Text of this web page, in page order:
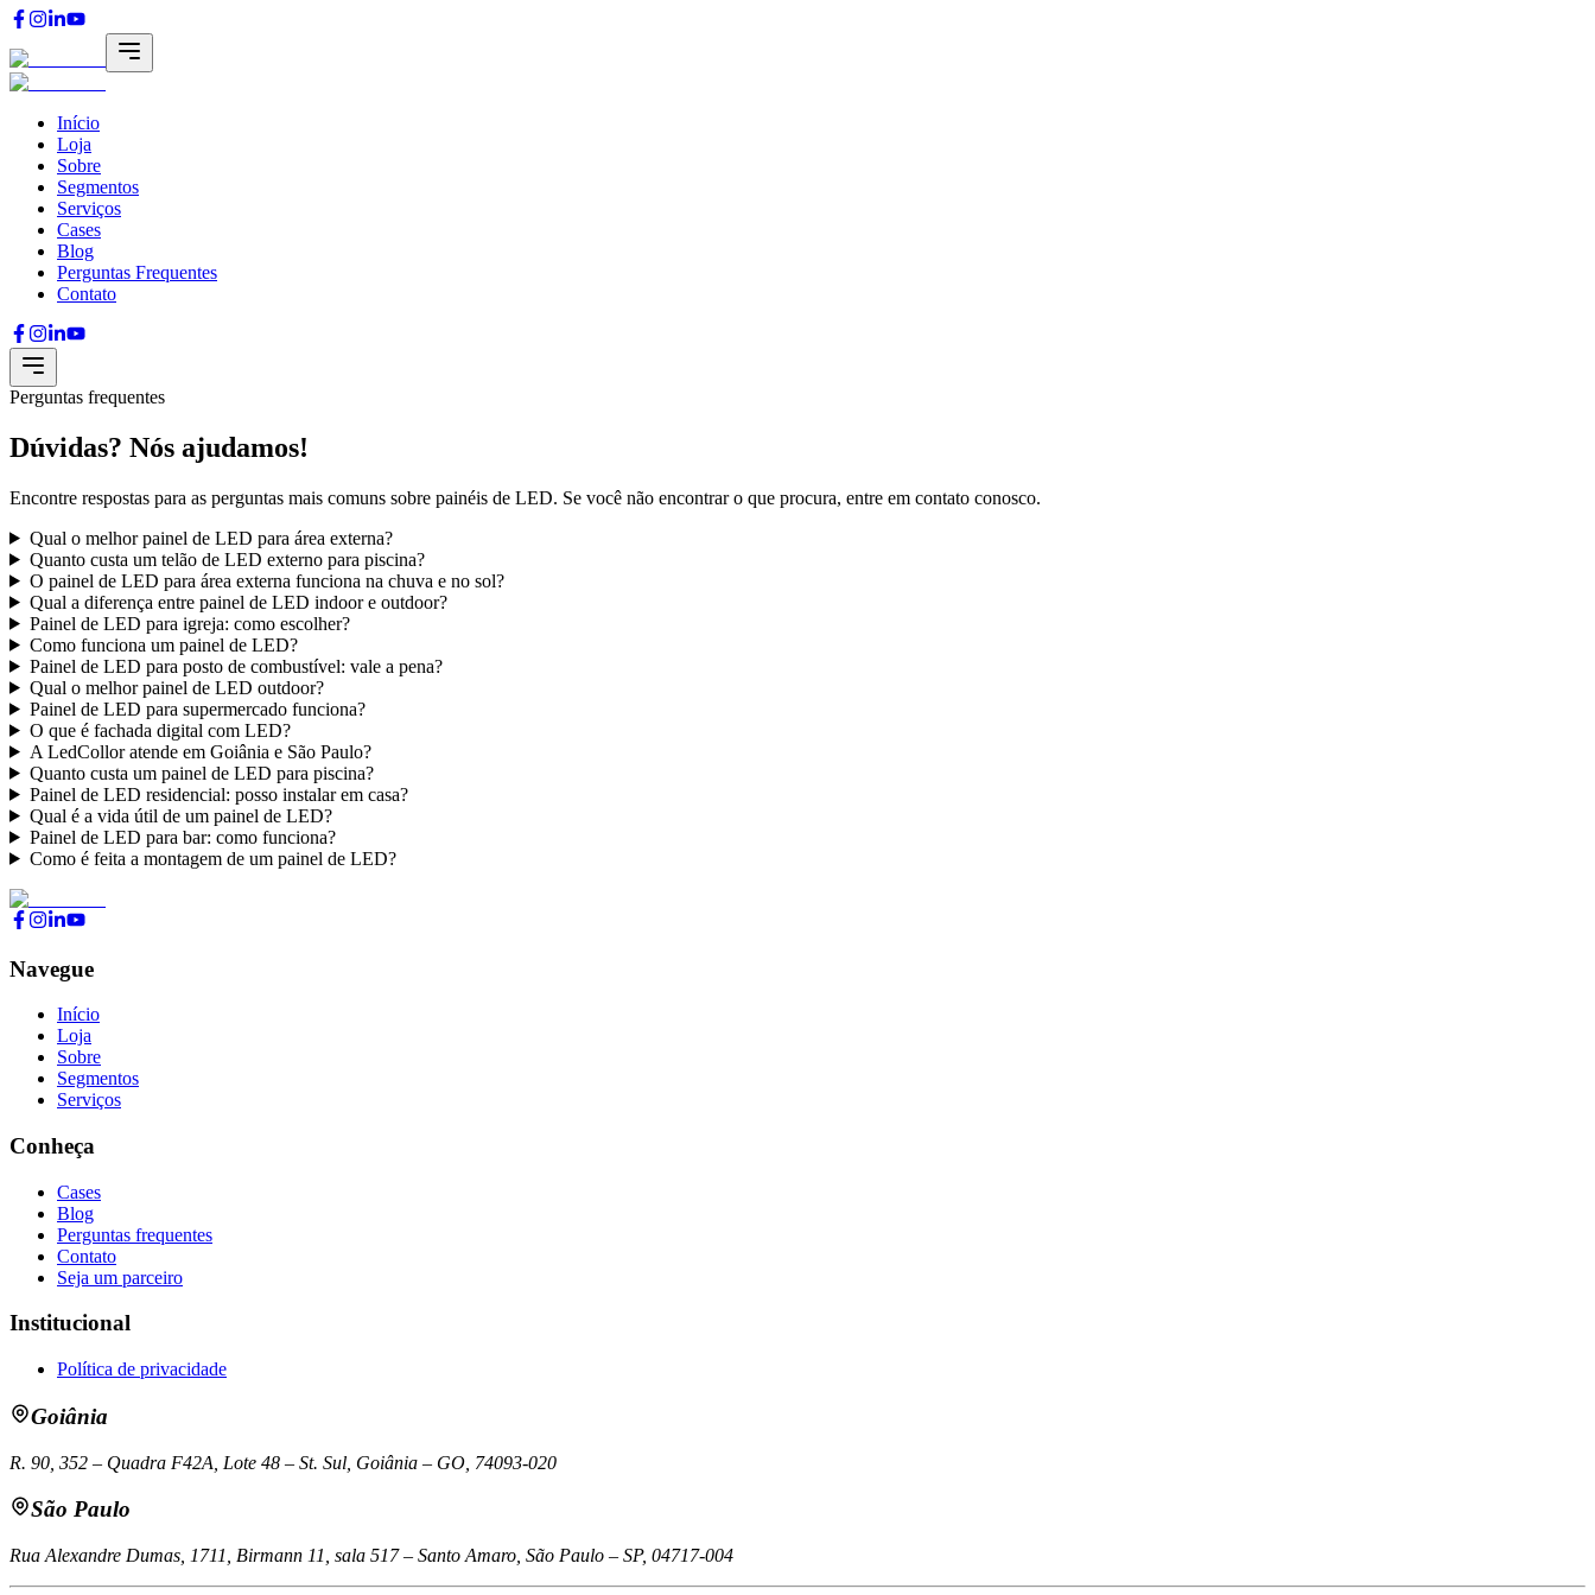
Início
Loja
Sobre
Segmentos
Serviços
Cases
Blog
Perguntas Frequentes
Contato
Perguntas frequentes
Dúvidas? Nós ajudamos!
Encontre respostas para as perguntas mais comuns sobre painéis de LED. Se você não encontrar o que procura, entre em contato conosco.
Qual o melhor painel de LED para área externa?
Quanto custa um telão de LED externo para piscina?
O painel de LED para área externa funciona na chuva e no sol?
Qual a diferença entre painel de LED indoor e outdoor?
Painel de LED para igreja: como escolher?
Como funciona um painel de LED?
Painel de LED para posto de combustível: vale a pena?
Qual o melhor painel de LED outdoor?
Painel de LED para supermercado funciona?
O que é fachada digital com LED?
A LedCollor atende em Goiânia e São Paulo?
Quanto custa um painel de LED para piscina?
Painel de LED residencial: posso instalar em casa?
Qual é a vida útil de um painel de LED?
Painel de LED para bar: como funciona?
Como é feita a montagem de um painel de LED?
Navegue
Início
Loja
Sobre
Segmentos
Serviços
Conheça
Cases
Blog
Perguntas frequentes
Contato
Seja um parceiro
Institucional
Política de privacidade
Goiânia
R. 90, 352 – Quadra F42A, Lote 48 – St. Sul, Goiânia – GO, 74093-020
São Paulo
Rua Alexandre Dumas, 1711, Birmann 11, sala 517 – Santo Amaro, São Paulo – SP, 04717-004